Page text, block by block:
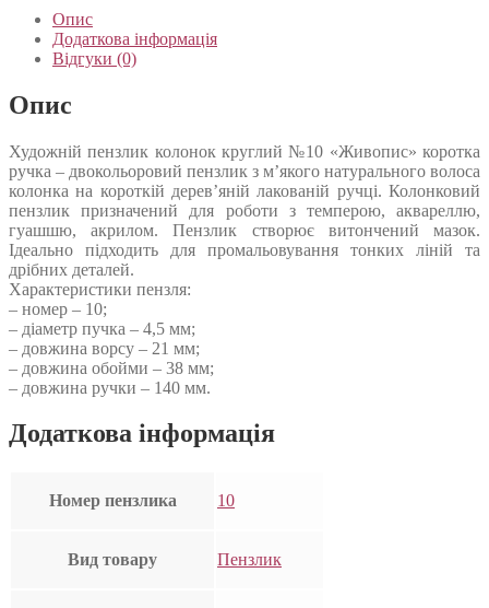
Опис
Додаткова інформація
Відгуки (0)
Опис
Художній пензлик колонок круглий №10 «Живопис» коротка
ручка – двокольоровий пензлик з м’якого натурального волоса
колонка на короткій дерев’яній лакованій ручці. Колонковий
пензлик призначений для роботи з темперою, аквареллю,
гуашшю, акрилом. Пензлик створює витончений мазок.
Ідеально підходить для промальовування тонких ліній та
дрібних деталей.
Характеристики пензля:
– номер – 10;
– діаметр пучка – 4,5 мм;
– довжина ворсу – 21 мм;
– довжина обойми – 38 мм;
– довжина ручки – 140 мм.
Додаткова інформація
Номер пензлика 10
Вид товару Пензлик